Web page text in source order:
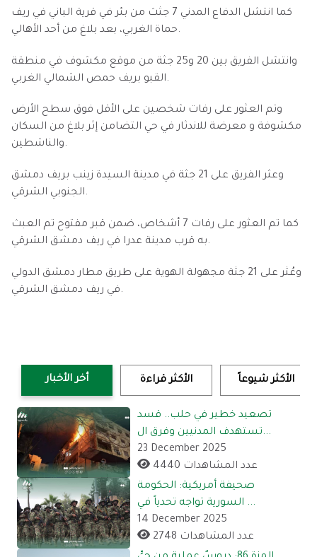
كما انتشل الدفاع المدني 7 جثث من بئر في قرية الباني في ريف
حماة الغربي، بعد بلاغ من أحد الأهالي.
وانتشل الفريق بين 20 و25 جثة من موقع مكشوف في منطقة
القبو بريف حمص الشمالي الغربي.
وتم العثور على رفات شخصين على الأقل فوق سطح الأرض
مكشوفة و معرضة للاندثار في حي التضامن إثر بلاغ من السكان
والناشطين.
وعثر الفريق على 21 جثة في مدينة السيدة زينب بريف دمشق
الجنوبي الشرقي.
كما تم العثور على رفات 7 أشخاص، ضمن قبر مفتوح تم العبث
به قرب مدينة عدرا في ريف دمشق الشرقي.
وعُثر على 21 جثة مجهولة الهوية على طريق مطار دمشق الدولي
في ريف دمشق الشرقي.
أخر الأخبار الأكثر قراءة الأكثر شيوعاً
تصعيد خطير في حلب.. قسد
تستهدف المدنيين وفرق ال...
23 December 2025
4440 عدد المشاهدات
صحيفة أمريكية: الحكومة
السورية تواجه تحدياً في ...
14 December 2025
2748 عدد المشاهدات